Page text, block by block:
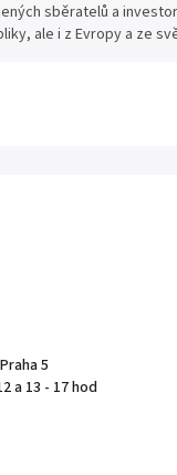
sběratelů a
ale i z Evropy a ze
5
a 13 - 17 hod